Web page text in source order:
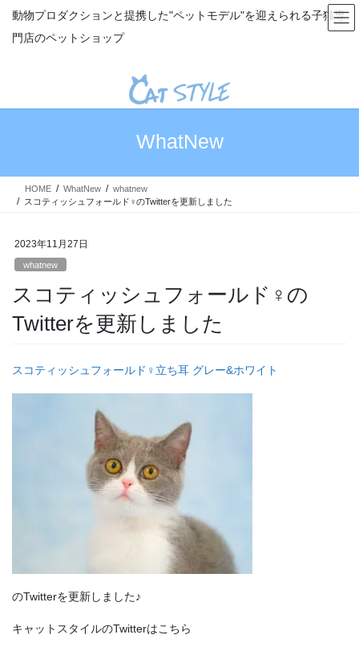
ス
ン
動物プロダクションと提携した"ペットモデル"を迎えられる子猫専
門店のペットショップ
WhatNew
HOME WhatNew
whatnew
スコティッシュフォールド♀のTwitterを更新しました
2023年11月27日
whatnew
スコティッシュフォールド♀の
Twitterを更新しました
スコティッシュフォールド♀立ち耳 グレー&ホワイト
のTwitterを更新しました♪
キャットスタイルのTwitterはこちら